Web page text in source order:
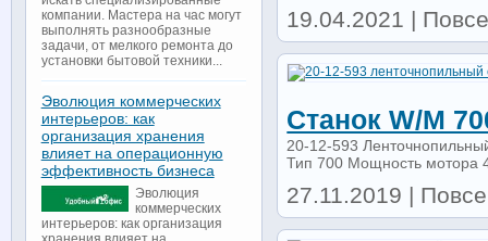
19.04.2021 |
Станок W/m
20-12-593
Тип 700 Мощность мотора
27.11.2019 |
компании. Мастера на час могут
выполнять разнообразные
задачи, от мелкого ремонта до
установки бытовой техники...
Эволюция коммерческих
интерьеров: как
организация хранения
влияет на операционную
эффективность бизнеса
Эволюция
коммерческих
интерьеров: как организация